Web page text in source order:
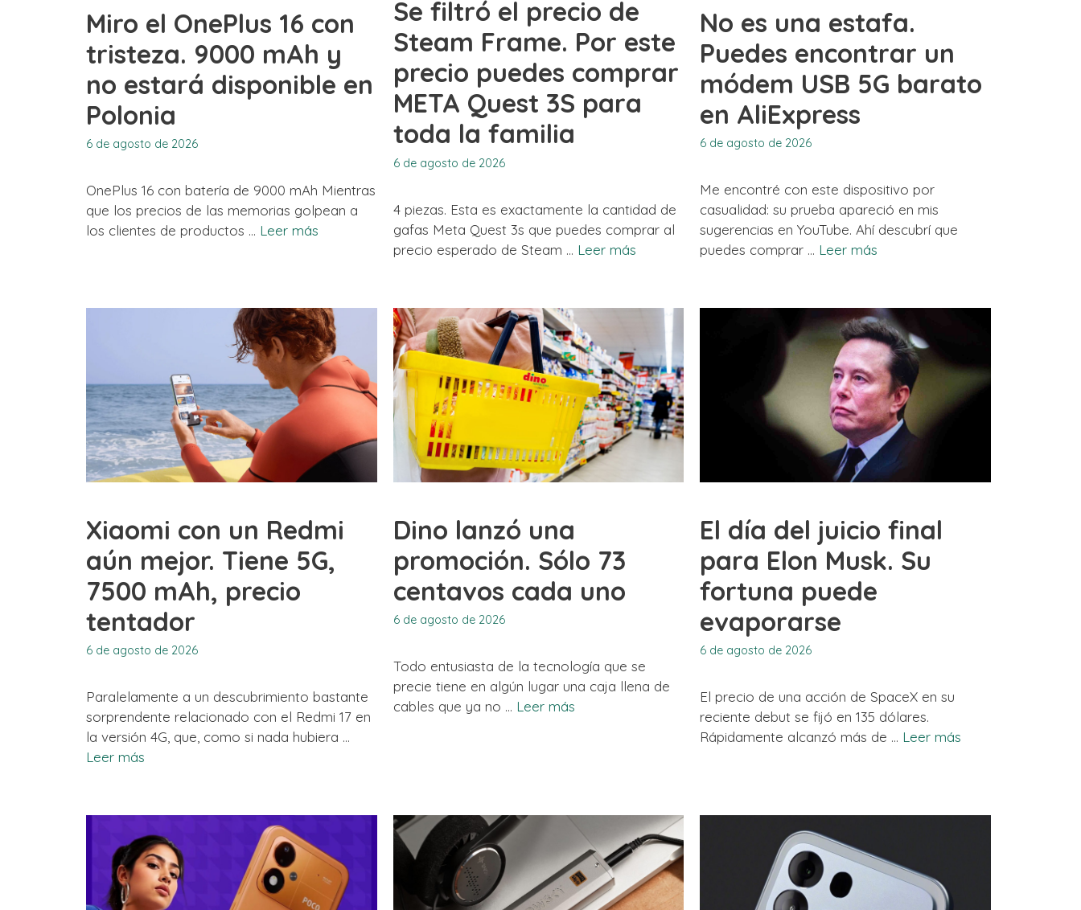
Miro el OnePlus 16 con
tristeza. 9000 mAh y
no estará disponible en
Polonia
6 de agosto de 2026
OnePlus 16 con batería de 9000 mAh Mientras
que los precios de las memorias golpean a
los clientes de productos … Leer más
Se filtró el precio de
Steam Frame. Por este
precio puedes comprar
META Quest 3S para
toda la familia
6 de agosto de 2026
4 piezas. Esta es exactamente la cantidad de
gafas Meta Quest 3s que puedes comprar al
precio esperado de Steam … Leer más
No es una estafa.
Puedes encontrar un
módem USB 5G barato
en AliExpress
6 de agosto de 2026
Me encontré con este dispositivo por
casualidad: su prueba apareció en mis
sugerencias en YouTube. Ahí descubrí que
puedes comprar … Leer más
Xiaomi con un Redmi
aún mejor. Tiene 5G,
7500 mAh, precio
tentador
6 de agosto de 2026
Paralelamente a un descubrimiento bastante
sorprendente relacionado con el Redmi 17 en
la versión 4G, que, como si nada hubiera …
Leer más
Dino lanzó una
promoción. Sólo 73
centavos cada uno
6 de agosto de 2026
Todo entusiasta de la tecnología que se
precie tiene en algún lugar una caja llena de
cables que ya no … Leer más
El día del juicio final
para Elon Musk. Su
fortuna puede
evaporarse
6 de agosto de 2026
El precio de una acción de SpaceX en su
reciente debut se fijó en 135 dólares.
Rápidamente alcanzó más de … Leer más